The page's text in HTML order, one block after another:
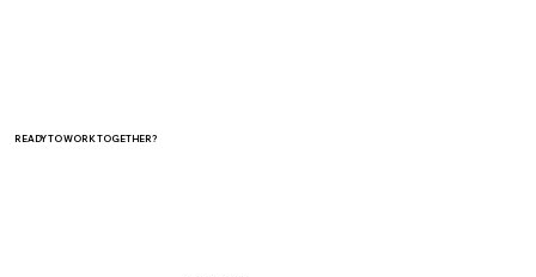
READY TO WORK TOGETHER?